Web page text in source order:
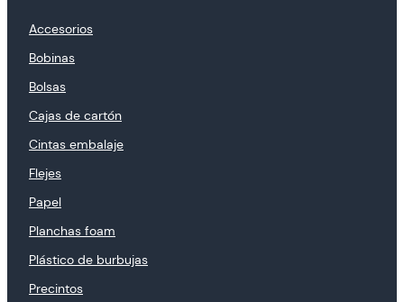
Accesorios
Bobinas
Bolsas
Cajas de cartón
Cintas embalaje
Flejes
Papel
Planchas foam
Plástico de burbujas
Precintos